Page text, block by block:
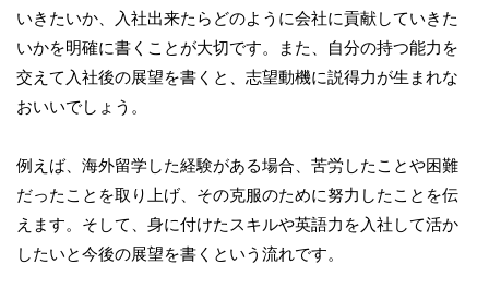
いきたいか、入社出来たらどのように会社に貢献していきた
いかを明確に書くことが大切です。また、自分の持つ能力を
交えて入社後の展望を書くと、志望動機に説得力が生まれな
おいいでしょう。
例えば、海外留学した経験がある場合、苦労したことや困難
だったことを取り上げ、その克服のために努力したことを伝
えます。そして、身に付けたスキルや英語力を入社して活か
したいと今後の展望を書くという流れです。